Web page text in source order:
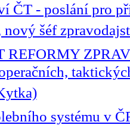
ČT - poslání pro
šéf
REFORMY
systému v